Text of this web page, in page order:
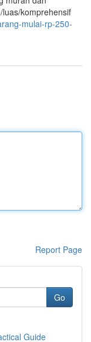
komprehensif
mulai-rp-250-
Report Page
Go
Guide